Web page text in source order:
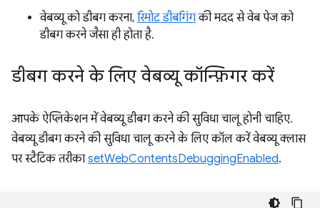
वेबव्यू को डीबग करना, रिमोट डीबगिंगकी मदद से वेब पेज को
डीबग करने जैसा ही होता है.
डीबग करने के लिए वेबव्यू कॉन्फ़िगर करें
आपके ऐप्लिकेशन में वेबव्यू डीबग करने की सुविधा चालू होनी चाहिए.
वेबव्यू डीबग करने की सुविधा चालू करने के लिए कॉल करें वेबव्यू क्लास
पर स्टैटिक तरीकाsetWebContentsDebuggingEnabled.